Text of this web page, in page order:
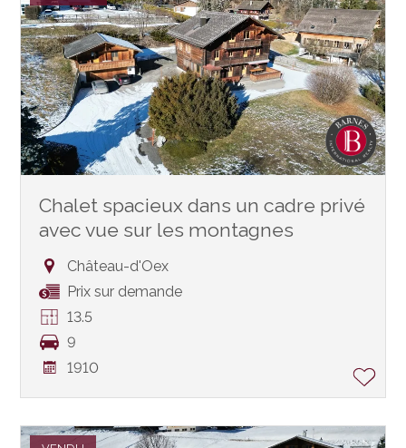
Chalet spacieux dans un cadre privé
avec vue sur les montagnes
Château-d'Oex
Prix sur demande
13.5
9
1910